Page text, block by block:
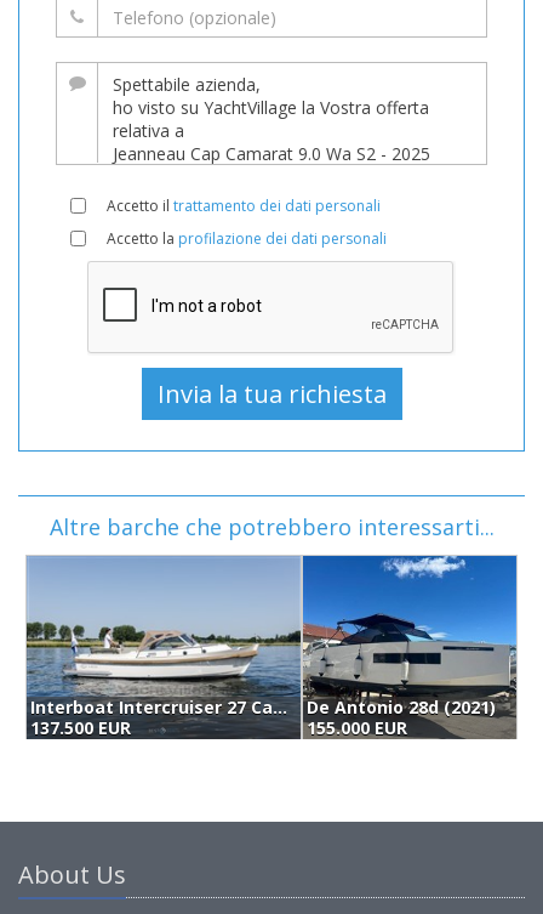
Accetto il trattamento dei dati personali
Accetto la profilazione dei dati personali
Altre barche che potrebbero interessarti...
Interboat Intercruiser 27 Cabin (2020)
137.500 EUR
De Antonio 28d (2021)
155.000 EUR
About Us